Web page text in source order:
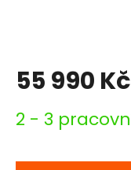
55 990 Kč
cena:
2 - 3